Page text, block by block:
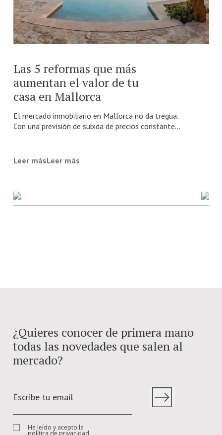
Las 5 reformas que más
aumentan el valor de tu
casa en Mallorca
El mercado inmobiliario en Mallorca no da tregua.
Con una previsión de subida de precios constante...
Leer másLeer más
¿Quieres conocer de primera mano
todas las novedades que salen al
mercado?
He leído y acepto la
política de privacidad